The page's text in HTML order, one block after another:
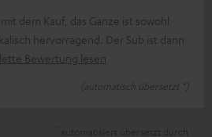
dem Kauf, das Ganze ist sowohl
hervorragend. Der Sub ist dann
Bewertung lesen
(automatisch übersetzt *)